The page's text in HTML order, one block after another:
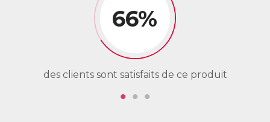
66%
des clients sont satisfaits de ce produit